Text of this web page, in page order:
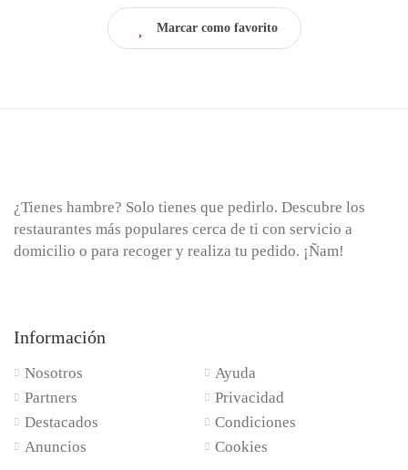
Marcar como favorito
¿Tienes hambre? Solo tienes que pedirlo. Descubre los
restaurantes más populares cerca de ti con servicio a
domicilio o para recoger y realiza tu pedido. ¡Ñam!
Información
Nosotros
Partners
Destacados
Anuncios
Ayuda
Privacidad
Condiciones
Cookies